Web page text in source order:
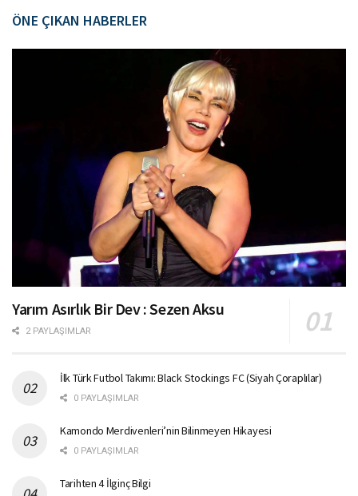
ÖNE ÇIKAN HABERLER
Yarım Asırlık Bir Dev : Sezen Aksu
2 PAYLAŞIMLAR
İlk Türk Futbol Takımı: Black Stockings FC (Siyah Çoraplılar)
0 PAYLAŞIMLAR
Kamondo Merdivenleri’nin Bilinmeyen Hikayesi
0 PAYLAŞIMLAR
Tarihten 4 İlginç Bilgi